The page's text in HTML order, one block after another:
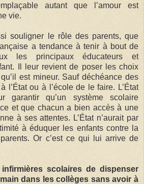
autant que l’amour est
vie.
souligner le rôle des parents, que
a tendance à tenir à bout de
les principaux éducateurs et
Il leur revient de poser les choix
est mineur. Sauf déchéance des
l’État ou à l’école de le faire. L’État
garantir qu’un système scolaire
et que chacun a bien accès à une
à ses attentes. L’État n’aurait par
à éduquer les enfants contre la
Or c’est ce qui lui arrive de
scolaires de dispenser
dans les collèges sans avoir à